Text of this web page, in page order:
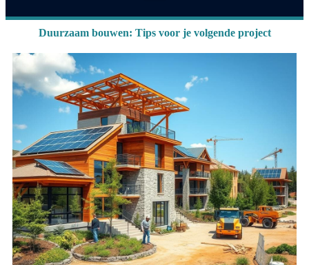
Duurzaam bouwen: Tips voor je volgende project